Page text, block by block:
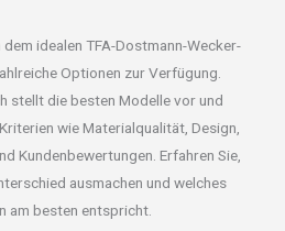
idealen TFA-Dostmann-Wecker-
Optionen zur Verfügung.
stellt die besten Modelle vor und
wie Materialqualität, Design,
Kundenbewertungen. Erfahren Sie,
ausmachen und welches
am besten entspricht.